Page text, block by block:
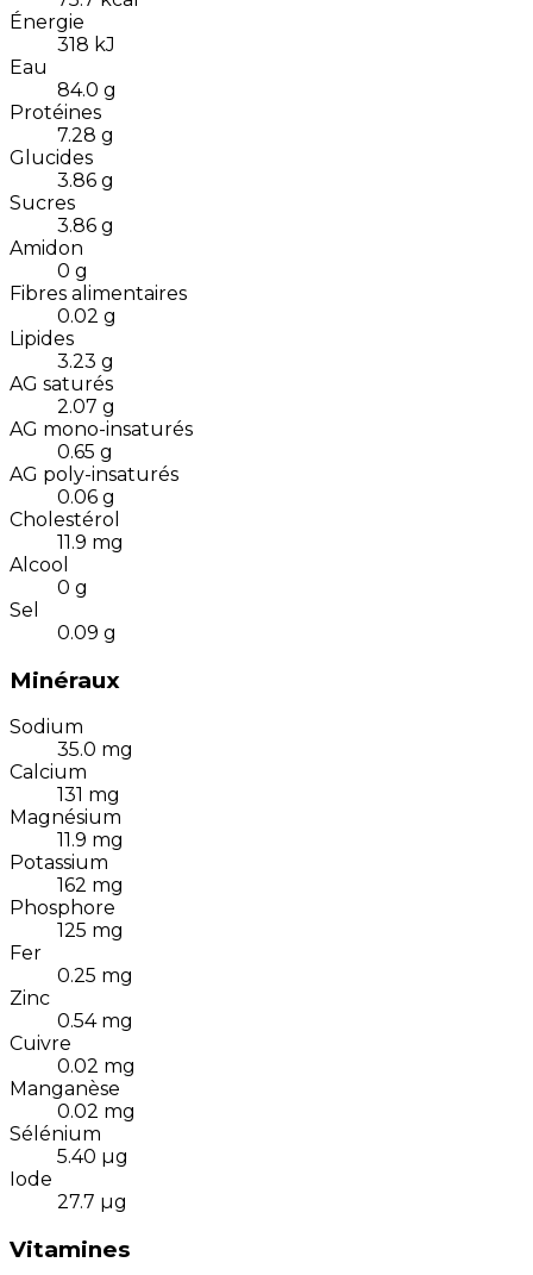
Énergie
318 kJ
Eau
84.0 g
Protéines
7.28 g
Glucides
3.86 g
Sucres
3.86 g
Amidon
0 g
Fibres alimentaires
0.02 g
Lipides
3.23 g
AG saturés
2.07 g
AG mono-insaturés
0.65 g
AG poly-insaturés
0.06 g
Cholestérol
11.9 mg
Alcool
0 g
Sel
0.09 g
Minéraux
Sodium
35.0 mg
Calcium
131 mg
Magnésium
11.9 mg
Potassium
162 mg
Phosphore
125 mg
Fer
0.25 mg
Zinc
0.54 mg
Cuivre
0.02 mg
Manganèse
0.02 mg
Sélénium
5.40 µg
Iode
27.7 µg
Vitamines